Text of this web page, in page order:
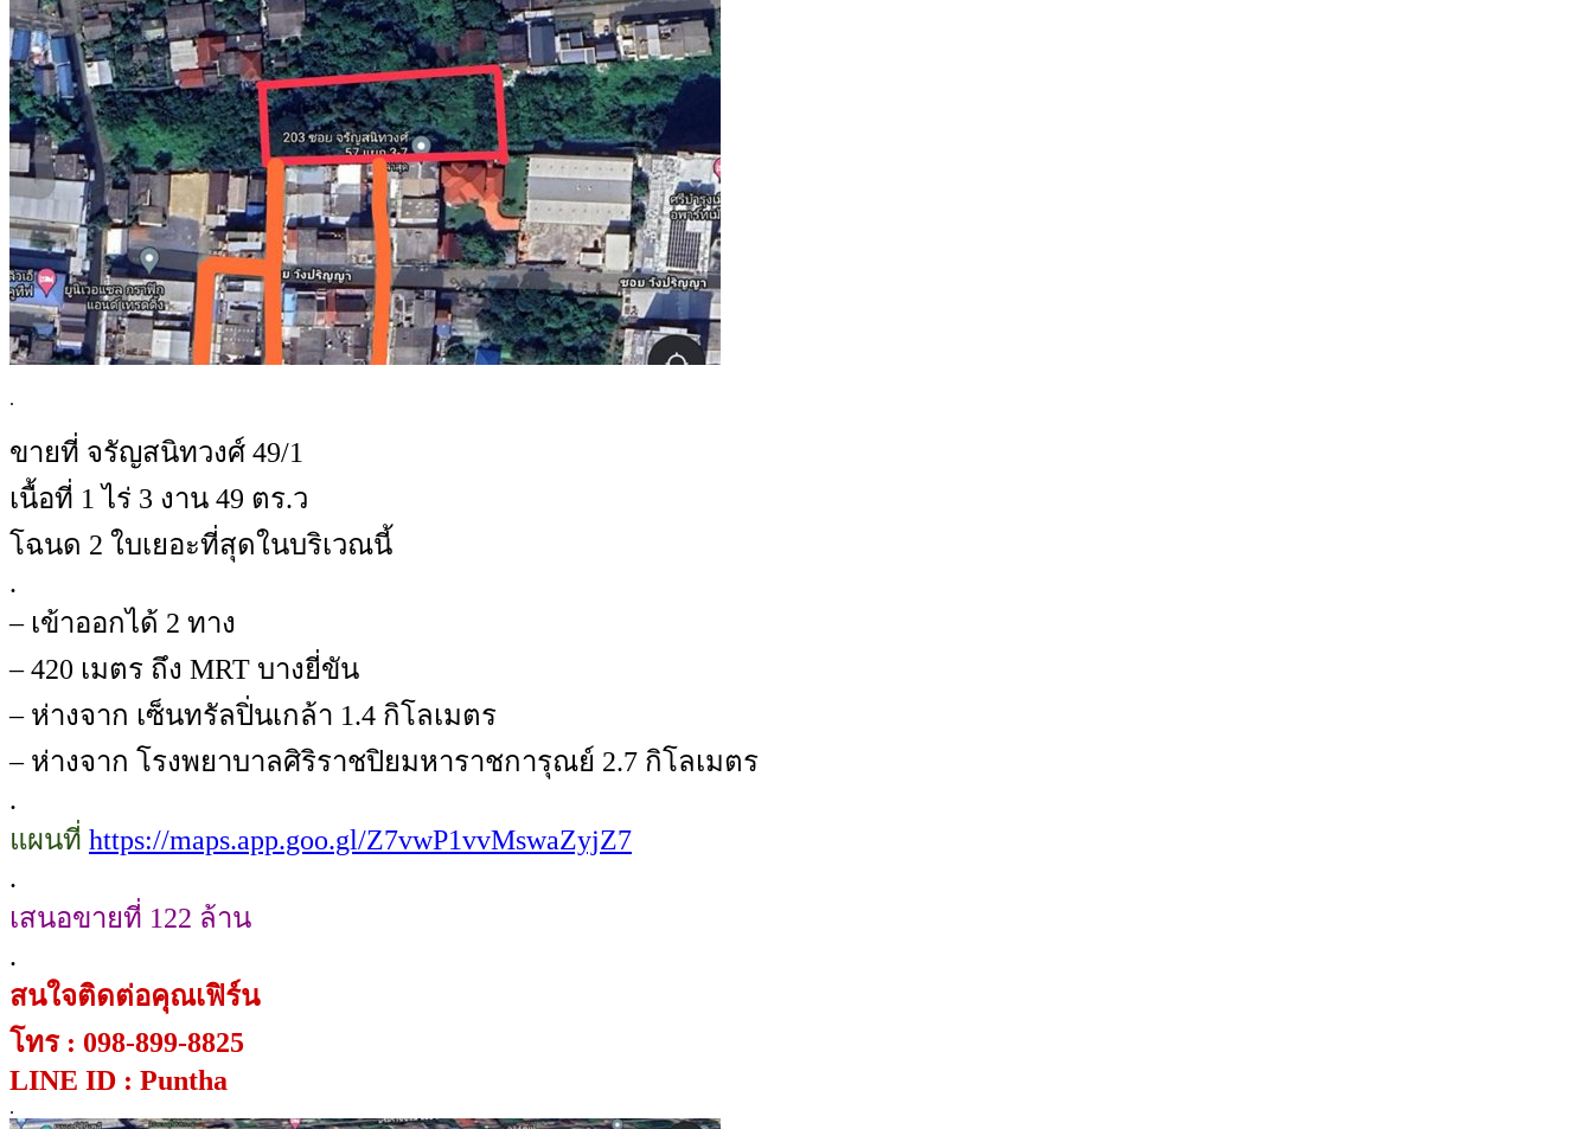
.
ขายที่ จรัญสนิทวงศ์ 49/1
เนื้อที่ 1 ไร่ 3 งาน 49 ตร.ว
โฉนด 2 ใบเยอะที่สุดในบริเวณนี้
.
– เข้าออกได้ 2 ทาง
– 420 เมตร ถึง MRT บางยี่ขัน
– ห่างจาก เซ็นทรัลปิ่นเกล้า 1.4 กิโลเมตร
– ห่างจาก โรงพยาบาลศิริราชปิยมหาราชการุณย์ 2.7 กิโลเมตร
.
แผนที่ https://maps.app.goo.gl/Z7vwP1vvMswaZyjZ7
.
เสนอขายที่ 122 ล้าน
.
สนใจติดต่อคุณเฟิร์น
โทร : 098-899-8825
LINE ID : Puntha
.